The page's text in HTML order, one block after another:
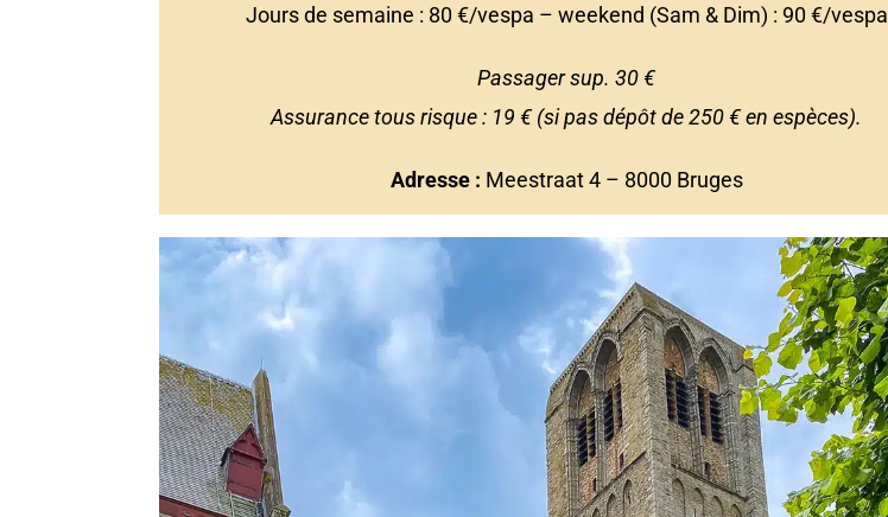
Jours de semaine : 80 €/vespa – weekend (Sam & Dim) : 90 €/vespa
Passager sup. 30 €
Assurance tous risque : 19 € (si pas dépôt de 250 € en espèces).
Adresse : Meestraat 4 – 8000 Bruges